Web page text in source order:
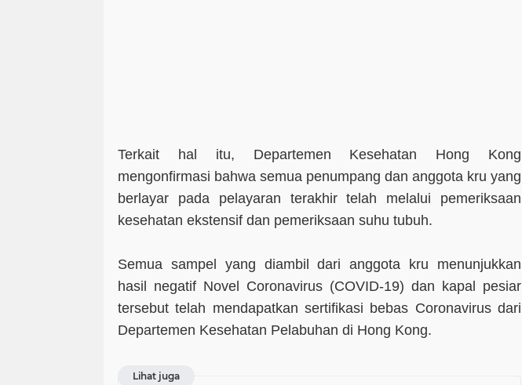
Terkait hal itu, Departemen Kesehatan Hong Kong
mengonfirmasi bahwa semua penumpang dan anggota kru yang
berlayar pada pelayaran terakhir telah melalui pemeriksaan
kesehatan ekstensif dan pemeriksaan suhu tubuh.
Semua sampel yang diambil dari anggota kru menunjukkan
hasil negatif Novel Coronavirus (COVID-19) dan kapal pesiar
tersebut telah mendapatkan sertifikasi bebas Coronavirus dari
Departemen Kesehatan Pelabuhan di Hong Kong.
Lihat juga